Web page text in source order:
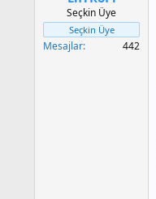
Seçkin Üye
Seçkin Üye
Mesajlar 442